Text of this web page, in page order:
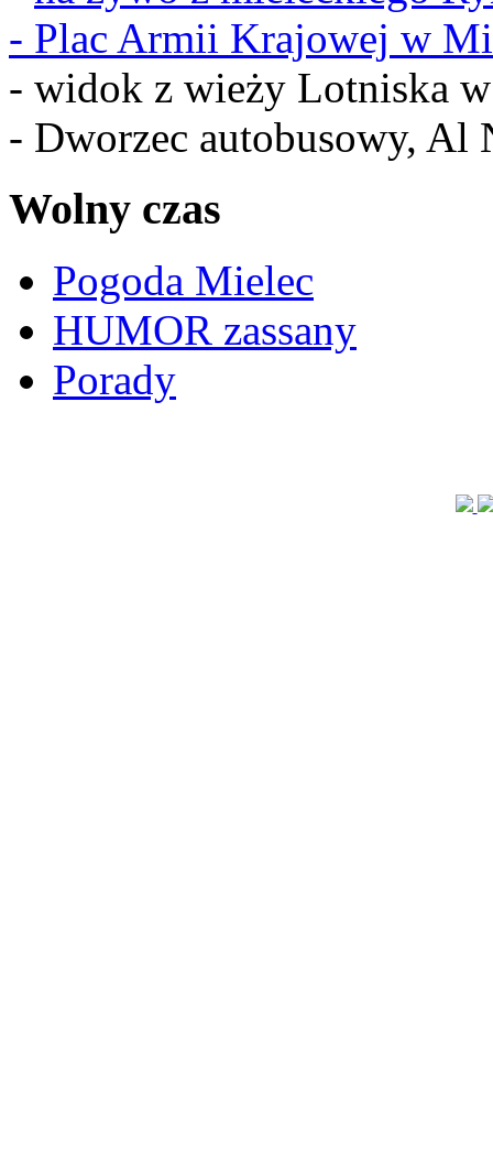
- Plac Armii Krajowej w
- widok z wieży Lotniska
- Dworzec autobusowy, Al
Wolny czas
Pogoda Mielec
HUMOR zassany
Porady